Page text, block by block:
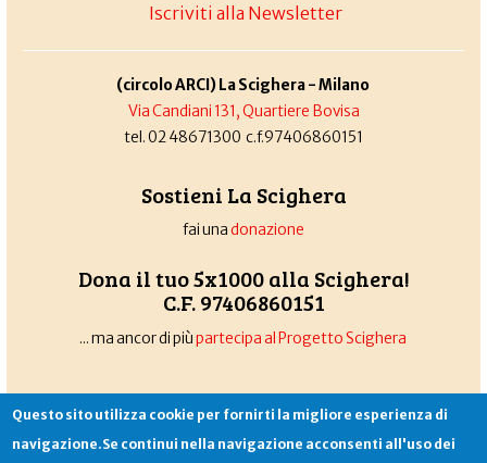
Iscriviti alla Newsletter
(circolo ARCI) La Scighera - Milano
Via Candiani 131, Quartiere Bovisa
tel. 02 48671300 c.f.97406860151
Sostieni La Scighera
fai unadonazione
Dona il tuo 5x1000 alla Scighera!
C.F. 97406860151
... ma ancor di piùpartecipa al Progetto Scighera
Associazione La Scighera copyleft|cookies|privacy|login
Sito creato daAlekos.net
Questo sito utilizza cookie per fornirti la migliore esperienza di
navigazione.Se continui nella navigazione acconsenti all'uso dei